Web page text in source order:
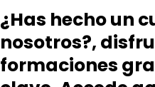
entradas
¿Has hecho un
nosotros?,
formaciones